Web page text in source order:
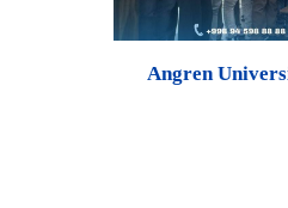
Angren